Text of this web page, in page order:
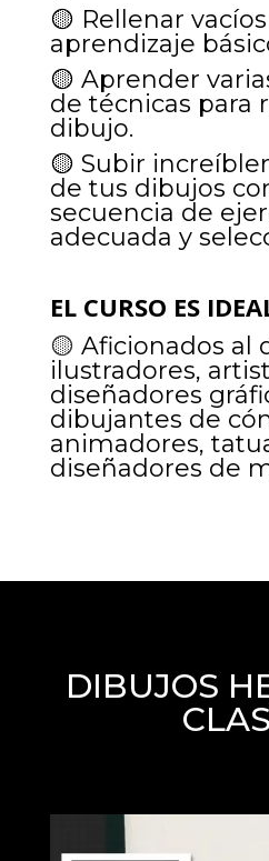
🟡 Rellenar
aprendizaje
🟡 Aprender
de técnicas para
dibujo.
🟡 Subir
de tus dibujos
secuencia de
adecuada y
EL CURSO ES
🟡 Aficionados al
i lustradores,
diseñadores
dibujantes de
animadores,
diseñadores de
DIBUJOS